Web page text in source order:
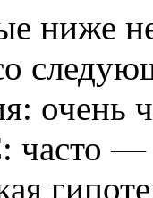
ниже
часто —